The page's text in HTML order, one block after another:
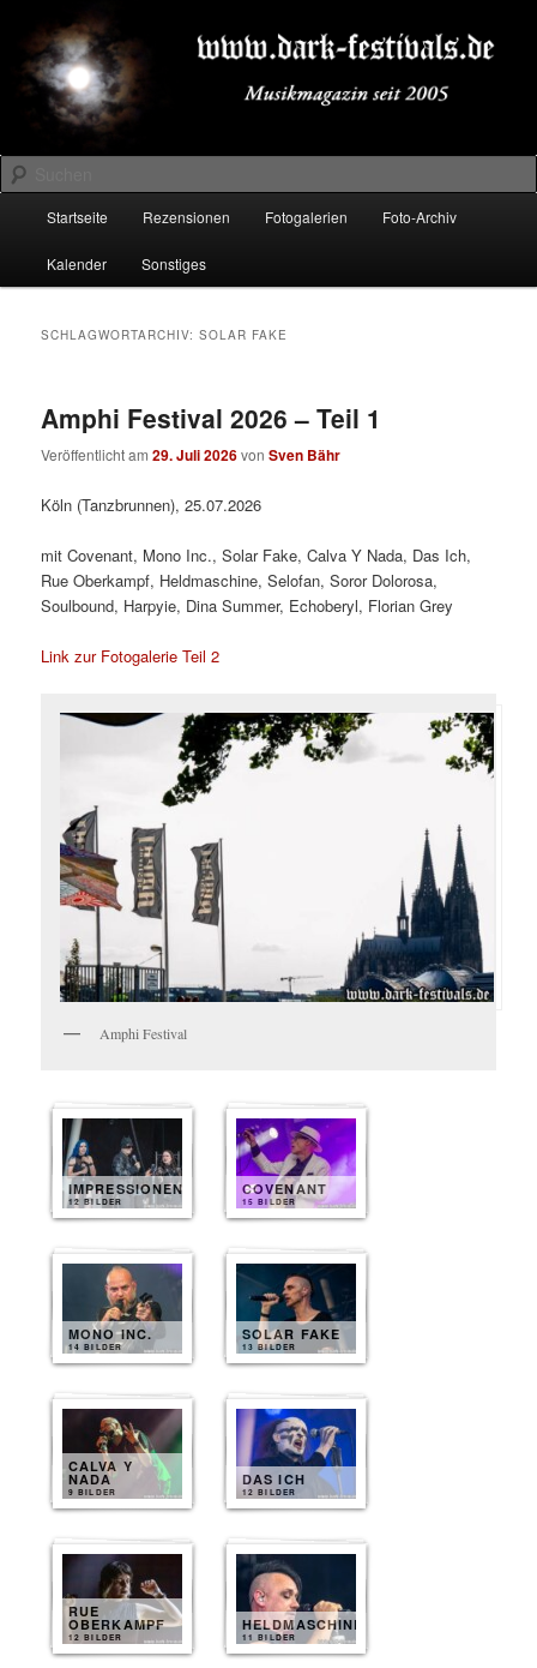
primären
Inhalt
springen
sekundären
Inhalt
springenDARK-FESTIVALS.DE
Suchen
Startseite Rezensionen Fotogalerien Foto-Archiv
Kalender Sonstiges
SCHLAGWORTARCHIV:SOLAR FAKE
Amphi Festival 2026 – Teil 1
Veröffentlicht am29. Juli 2026vonSven Bähr
Köln (Tanzbrunnen), 25.07.2026
mit Covenant, Mono Inc., Solar Fake, Calva Y Nada, Das Ich,
Rue Oberkampf, Heldmaschine, Selofan, Soror Dolorosa,
Soulbound, Harpyie, Dina Summer, Echoberyl, Florian Grey
Link zur Fotogalerie Teil 2
Amphi Festival
IMPRESSIONEN
12 BILDER
COVENANT
15 BILDER
MONO INC.
14 BILDER
SOLAR FAKE
13 BILDER
CALVA Y
NADA
9 BILDER
DAS ICH
12 BILDER
RUE
OBERKAMPF
12 BILDER
HELDMASCHINE
11 BILDER